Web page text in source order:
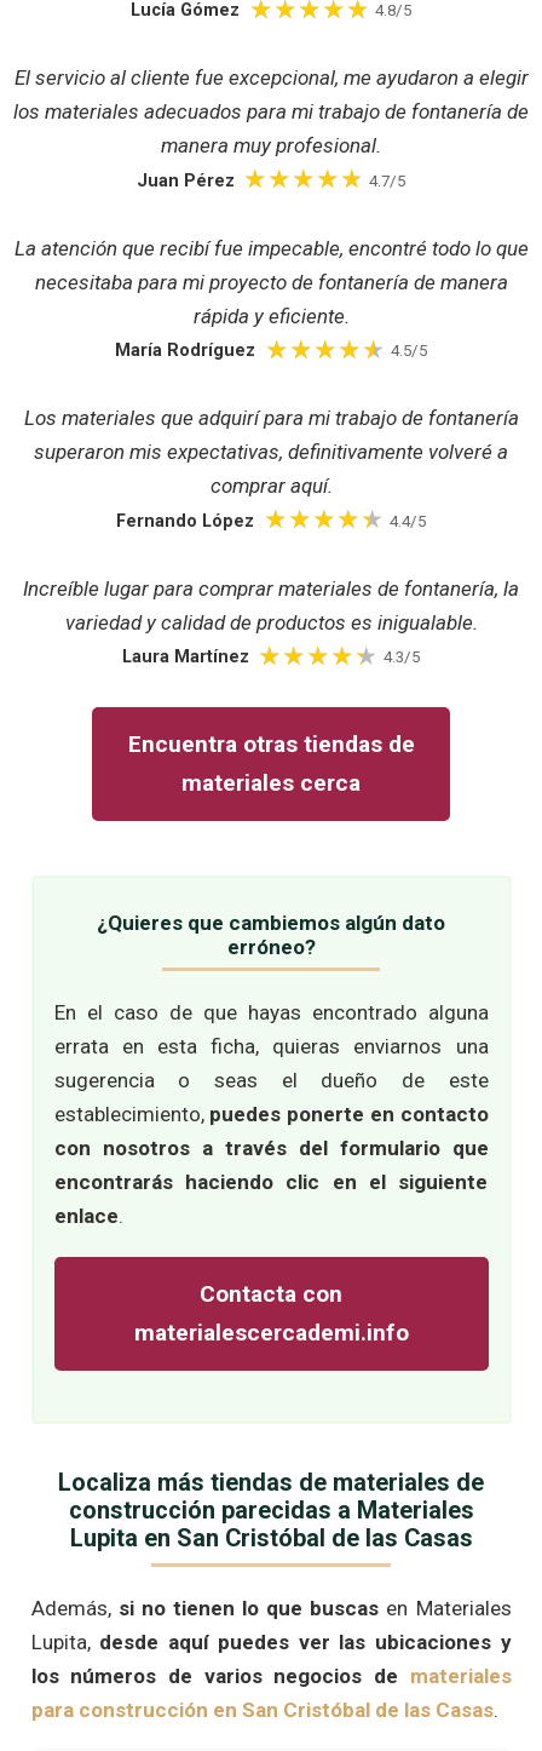
Lucía Gómez 4.8/5
El servicio al cliente fue excepcional, me ayudaron a elegir
los materiales adecuados para mi trabajo de fontanería de
manera muy profesional.
Juan Pérez 4.7/5
La atención que recibí fue impecable, encontré todo lo que
necesitaba para mi proyecto de fontanería de manera
rápida y eficiente.
María Rodríguez 4.5/5
Los materiales que adquirí para mi trabajo de fontanería
superaron mis expectativas, definitivamente volveré a
comprar aquí.
Fernando López 4.4/5
Increíble lugar para comprar materiales de fontanería, la
variedad y calidad de productos es inigualable.
Laura Martínez 4.3/5
Encuentra otras tiendas de
materiales cerca
¿Quieres que cambiemos algún dato
erróneo?
En el caso de que hayas encontrado alguna
errata en esta ficha, quieras enviarnos una
sugerencia o seas el dueño de este
establecimiento, puedes ponerte en contacto
con nosotros a través del formulario que
encontrarás haciendo clic en el siguiente
enlace.
Contacta con
materialescercademi.info
Localiza más tiendas de materiales de
construcción parecidas a Materiales
Lupita en San Cristóbal de las Casas
Además, si no tienen lo que buscas en Materiales
Lupita, desde aquí puedes ver las ubicaciones y
los números de varios negocios de materiales
para construcción en San Cristóbal de las Casas.